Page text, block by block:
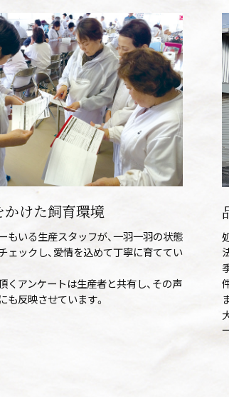
かけた飼育環境
もいる生産スタッフが、一羽一羽の状態
ェックし、愛情を込めて丁寧に育ててい
くアンケートは生産者と共有し、その声
も反映させています。